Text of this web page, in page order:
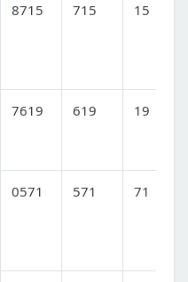
8715 715 15
7619 619 19
0571 571 71